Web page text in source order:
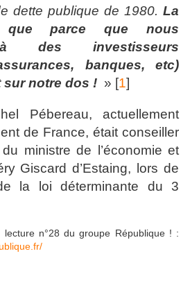
dette publique de 1980. La
que parce que nous
des investisseurs
banques, etc)
sur notre dos ! » [1]
Pébereau, actuellement
de France, était conseiller
ministre de l’économie et
Giscard d’Estaing, lors de
la loi déterminante du 3
n°28 du groupe République ! :